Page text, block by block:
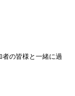
の皆様と一緒に過